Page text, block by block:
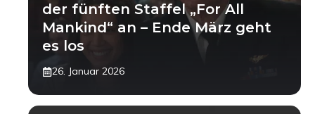
der fünften Staffel „For All
Mankind“ an – Ende März geht
es los
26. Januar 2026